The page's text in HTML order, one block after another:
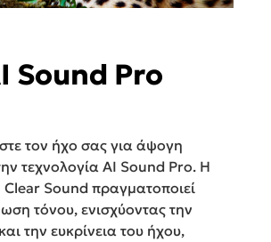
Sound Pro
τον ήχο σας για άψογη
τεχνολογία AI Sound Pro. Η
Clear Sound πραγματοποιεί
τόνου, ενισχύοντας την
την ευκρίνεια του ήχου,